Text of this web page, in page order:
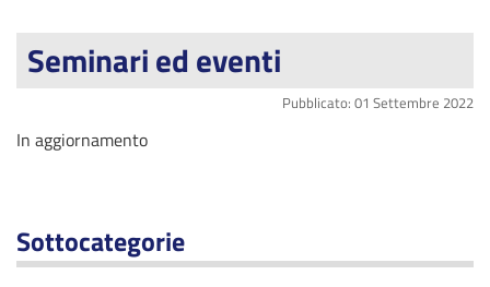
Seminari ed eventi
Pubblicato: 01 Settembre 2022
In aggiornamento
Sottocategorie